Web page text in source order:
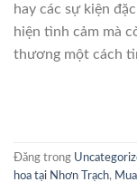
hay các sự kiện
hiện tình cảm mà
thương một cách
Đăng trong
hoa tại Nhơn Trạch,